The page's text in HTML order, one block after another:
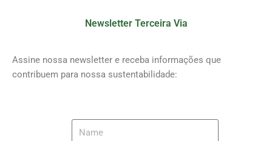
Newsletter Terceira Via
Assine nossa newsletter e receba informações que
contribuem para nossa sustentabilidade: